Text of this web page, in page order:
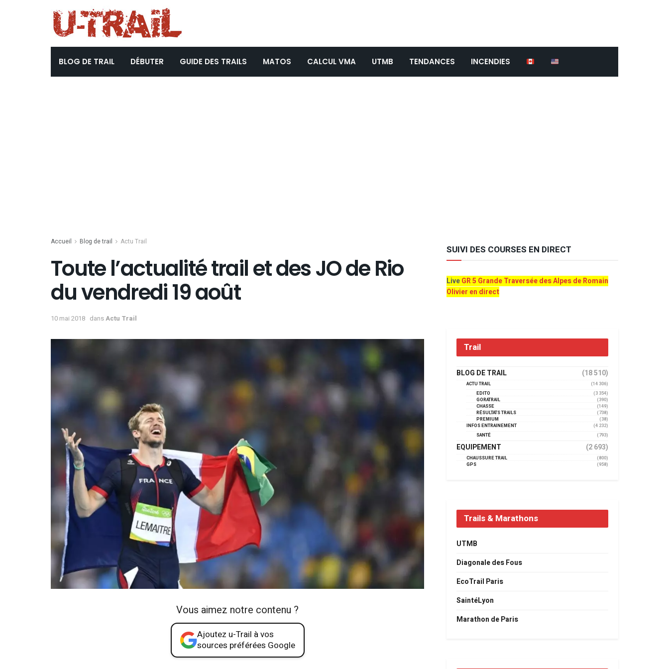
BLOG DE TRAIL DÉBUTER GUIDE DES TRAILS MATOS CALCUL VMA UTMB TENDANCES INCENDIES
Accueil Blog de trail Actu Trail
Toute l’actualité trail et des JO de Rio
du vendredi 19 août
10 mai 2018 dansActu Trail
Vous aimez notre contenu ?
Ajoutez u-Trail à vos
sources préférées Google
SUIVI DES COURSES EN DIRECT
LiveGR 5 Grande Traversée des Alpes de Romain
Olivier en direct
Trail
BLOG DE TRAIL (18 510)
ACTU TRAIL
(14 306)
EDITO
(3 354)
GORATRAIL
(390)
CHASSE
(149)
RÉSULTATS TRAILS
(738)
PREMIUM
(38)
INFOS ENTRAINEMENT
(4 232)
SANTÉ
(793)
EQUIPEMENT (2 693)
CHAUSSURE TRAIL
(800)
GPS
(958)
Trails & Marathons
UTMB
Diagonale des Fous
EcoTrail Paris
SaintéLyon
Marathon de Paris